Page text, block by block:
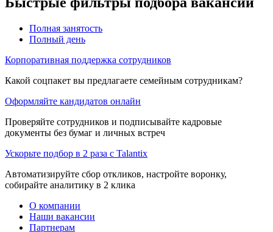
Полная занятость
Полный день
Корпоративная поддержка сотрудников
Какой соцпакет вы предлагаете семейным сотрудникам?
Оформляйте кандидатов онлайн
Проверяйте сотрудников и подписывайте кадровые
документы без бумаг и личных встреч
Ускорьте подбор в 2 раза с Talantix
Автоматизируйте сбор откликов, настройте воронку,
собирайте аналитику в 2 клика
О компании
Наши вакансии
Партнерам